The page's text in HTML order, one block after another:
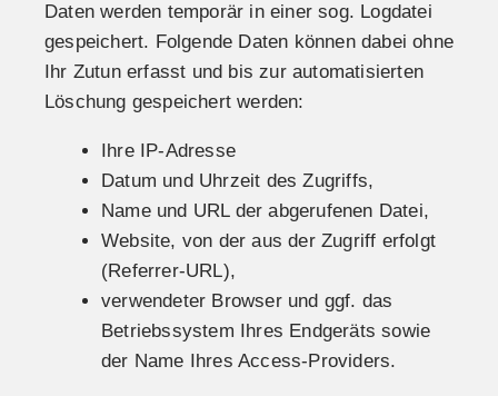
Daten werden temporär in einer sog. Logdatei
gespeichert. Folgende Daten können dabei ohne
Ihr Zutun erfasst und bis zur automatisierten
Löschung gespeichert werden:
Ihre IP-Adresse
Datum und Uhrzeit des Zugriffs,
Name und URL der abgerufenen Datei,
Website, von der aus der Zugriff erfolgt
(Referrer-URL),
verwendeter Browser und ggf. das
Betriebssystem Ihres Endgeräts sowie
der Name Ihres Access-Providers.